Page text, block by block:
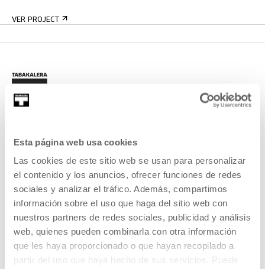
Esta página web usa cookies
Las cookies de este sitio web se usan para personalizar
el contenido y los anuncios, ofrecer funciones de redes
sociales y analizar el tráfico. Además, compartimos
información sobre el uso que haga del sitio web con
nuestros partners de redes sociales, publicidad y análisis
web, quienes pueden combinarla con otra información
que les haya proporcionado o que hayan recopilado a
partir del uso que haya hecho de sus servicios. Puede
VER PROJECT
UPCOMING EVENTS
VISIT US
CONTACT AND OPENING TIMES
GETTING HERE
GUIDED TOURS